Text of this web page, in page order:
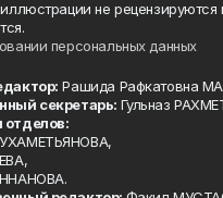
не рецензируются
персональных данных
Рашида Рафкатовна
секретарь: Гульназ
отделов: